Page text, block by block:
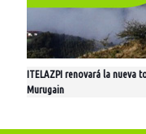
ITELAZPI renovará la nueva
Murugain